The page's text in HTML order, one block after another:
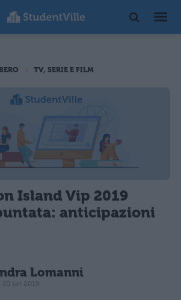
TV, SERIE E FILM
Island Vip 2019
anticipazioni
Lomanni
set 2019